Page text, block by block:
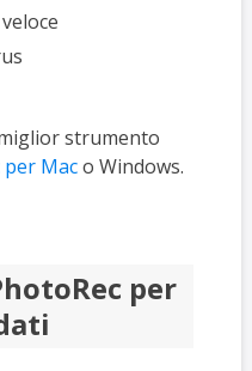
strumento
per Maco Windows.
per